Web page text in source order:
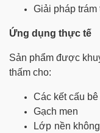
Giải pháp trám
Ứng dụng thực tế
Sản phẩm được
thấm cho:
Các kết cấu bê
Gạch men
Lớp nền